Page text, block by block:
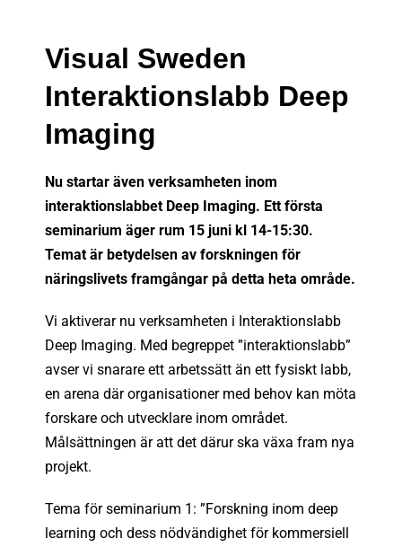
Visual Sweden
Interaktionslabb Deep
Imaging
Nu startar även verksamheten inom
interaktionslabbet Deep Imaging. Ett första
seminarium äger rum 15 juni kl 14-15:30.
Temat är betydelsen av forskningen för
näringslivets framgångar på detta heta område.
Vi aktiverar nu verksamheten i Interaktionslabb
Deep Imaging. Med begreppet ”interaktionslabb”
avser vi snarare ett arbetssätt än ett fysiskt labb,
en arena där organisationer med behov kan möta
forskare och utvecklare inom området.
Målsättningen är att det därur ska växa fram nya
projekt.
Tema för seminarium 1: ”Forskning inom deep
learning och dess nödvändighet för kommersiell